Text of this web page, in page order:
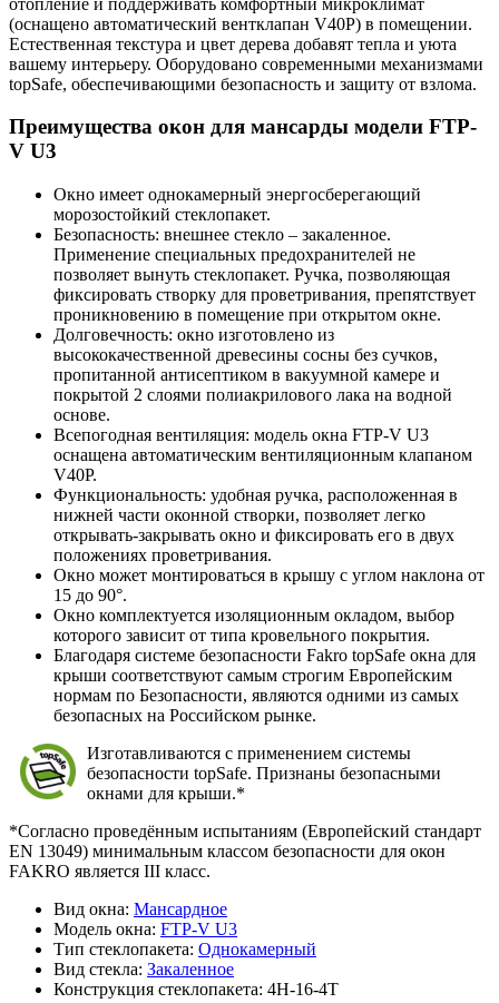
(оснащено автоматический вентклапан V40P) в помещении.
Естественная текстура и цвет дерева добавят тепла и уюта
вашему интерьеру. Оборудовано современными механизмами
topSafe, обеспечивающими безопасность и защиту от взлома.
Преимущества окон для мансарды модели FTP-
V U3
Окно имеет однокамерный энергосберегающий
морозостойкий стеклопакет.
Безопасность: внешнее стекло – закаленное.
Применение специальных предохранителей не
позволяет вынуть стеклопакет. Ручка, позволяющая
фиксировать створку для проветривания, препятствует
проникновению в помещение при открытом окне.
Долговечность: окно изготовлено из
высококачественной древесины сосны без сучков,
пропитанной антисептиком в вакуумной камере и
покрытой 2 слоями полиакрилового лака на водной
основе.
Всепогодная вентиляция: модель окна FTP-V U3
оснащена автоматическим вентиляционным клапаном
V40P.
Функциональность: удобная ручка, расположенная в
нижней части оконной створки, позволяет легко
открывать-закрывать окно и фиксировать его в двух
положениях проветривания.
Окно может монтироваться в крышу с углом наклона от
15 до 90°.
Окно комплектуется изоляционным окладом, выбор
которого зависит от типа кровельного покрытия.
Благодаря системе безопасности Fakro topSafe окна для
крыши соответствуют самым строгим Европейским
нормам по Безопасности, являются одними из самых
безопасных на Российском рынке.
Изготавливаются с применением системы
безопасности topSafe. Признаны безопасными
окнами для крыши.*
*Согласно проведённым испытаниям (Европейский стандарт
EN 13049) минимальным классом безопасности для окон
FAKRO является III класс.
Вид окна: Мансардное
Модель окна: FTP-V U3
Тип стеклопакета: Однокамерный
Вид стекла: Закаленное
Конструкция стеклопакета: 4H-16-4T